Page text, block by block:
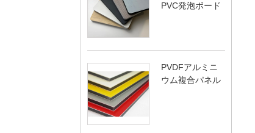
PVC発泡ボード
PVDFアルミニ
ウム複合パネル